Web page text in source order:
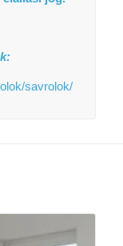
savrolok/